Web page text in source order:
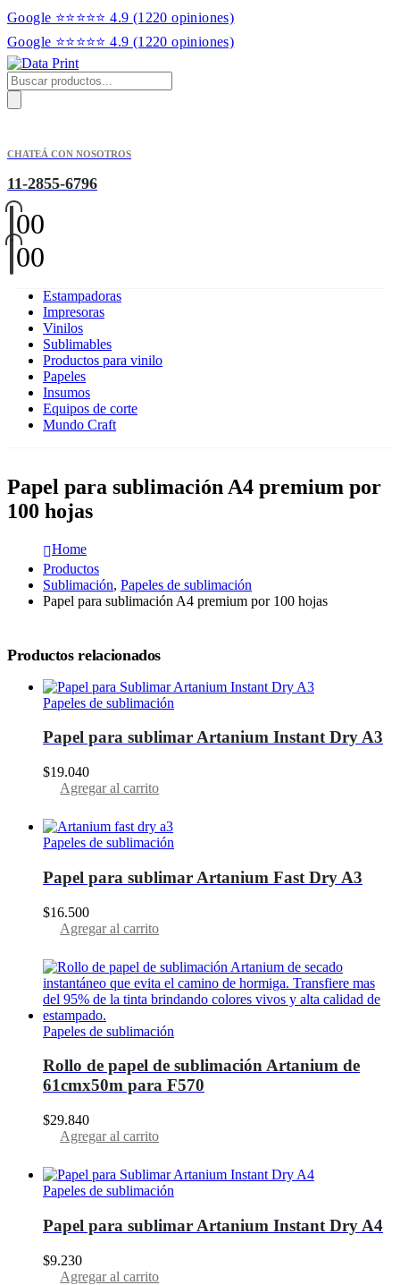
Google ⭐⭐⭐⭐⭐ 4.9 (1220 opiniones)
Google ⭐⭐⭐⭐⭐ 4.9 (1220 opiniones)
Products
search
CHATEÁ CON NOSOTROS
11-2855-6796
00
00
Estampadoras
Impresoras
Vinilos
Sublimables
Productos para vinilo
Papeles
Insumos
Equipos de corte
Mundo Craft
Papel para sublimación A4 premium por
100 hojas
Home
Productos
Sublimación, Papeles de sublimación
Papel para sublimación A4 premium por 100 hojas
Productos relacionados
Papeles de sublimación
Papel para sublimar Artanium Instant Dry A3
$19.040
Agregar al carrito
Papeles de sublimación
Papel para sublimar Artanium Fast Dry A3
$16.500
Agregar al carrito
Papeles de sublimación
Rollo de papel de sublimación Artanium de
61cmx50m para F570
$29.840
Agregar al carrito
Papeles de sublimación
Papel para sublimar Artanium Instant Dry A4
$9.230
Agregar al carrito